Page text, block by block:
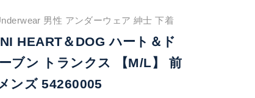
男性 アンダーウェア 紳士 下着
HEART＆DOG ハート＆ド
ブン トランクス 【M/L】 前
ンズ 54260005